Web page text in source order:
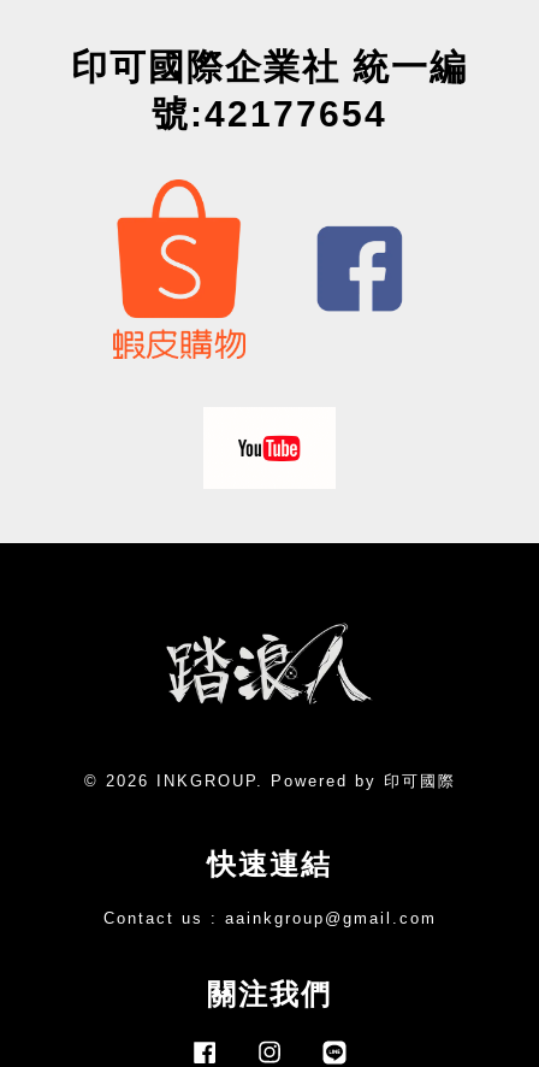
印可國際企業社 統一編
號:42177654
© 2026 INKGROUP. Powered by 印可國際
快速連結
Contact us : aainkgroup@gmail.com
關注我們
FacebookInstagram